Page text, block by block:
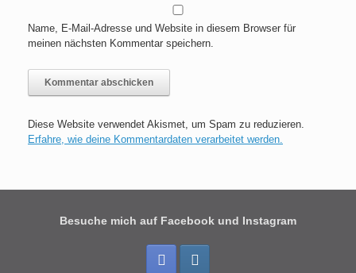
Name, E-Mail-Adresse und Website in diesem Browser für
meinen nächsten Kommentar speichern.
Diese Website verwendet Akismet, um Spam zu reduzieren.
Erfahre, wie deine Kommentardaten verarbeitet werden.
Besuche mich auf Facebook und Instagram